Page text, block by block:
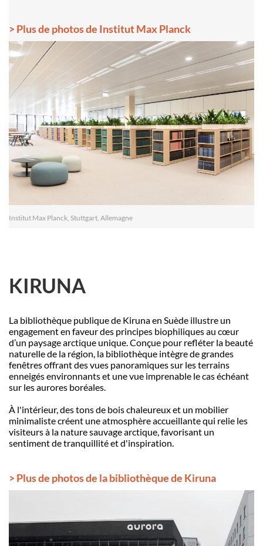
> Plus de photos de Institut Max Planck
Institut Max Planck, Stuttgart, Allemagne
KIRUNA
La bibliothèque publique de Kiruna en Suède illustre un
engagement en faveur des principes biophiliques au cœur
d’un paysage arctique unique. Conçue pour refléter la beauté
naturelle de la région, la bibliothèque intègre de grandes
fenêtres offrant des vues panoramiques sur les terrains
enneigés environnants et une vue imprenable le cas échéant
sur les aurores boréales.
À l'intérieur, des tons de bois chaleureux et un mobilier
minimaliste créent une atmosphère accueillante qui relie les
visiteurs à la nature sauvage arctique, favorisant un
sentiment de tranquillité et d'inspiration.
> Plus de photos de la bibliothèque de Kiruna